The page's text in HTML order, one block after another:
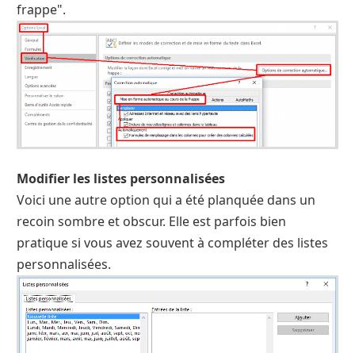
frappe".
Modifier les listes personnalisées
Voici une autre option qui a été planquée dans un
recoin sombre et obscur. Elle est parfois bien
pratique si vous avez souvent à compléter des listes
personnalisées.